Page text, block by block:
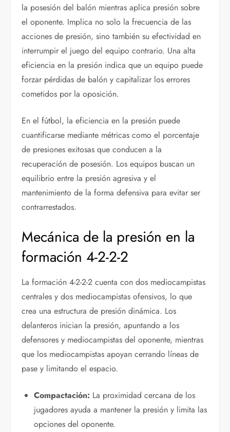
la posesión del balón mientras aplica presión sobre
el oponente. Implica no solo la frecuencia de las
acciones de presión, sino también su efectividad en
interrumpir el juego del equipo contrario. Una alta
eficiencia en la presión indica que un equipo puede
forzar pérdidas de balón y capitalizar los errores
cometidos por la oposición.
En el fútbol, la eficiencia en la presión puede
cuantificarse mediante métricas como el porcentaje
de presiones exitosas que conducen a la
recuperación de posesión. Los equipos buscan un
equilibrio entre la presión agresiva y el
mantenimiento de la forma defensiva para evitar ser
contrarrestados.
Mecánica de la presión en la
formación 4-2-2-2
La formación 4-2-2-2 cuenta con dos mediocampistas
centrales y dos mediocampistas ofensivos, lo que
crea una estructura de presión dinámica. Los
delanteros inician la presión, apuntando a los
defensores y mediocampistas del oponente, mientras
que los mediocampistas apoyan cerrando líneas de
pase y limitando el espacio.
Compactación: La proximidad cercana de los
jugadores ayuda a mantener la presión y limita las
opciones del oponente.